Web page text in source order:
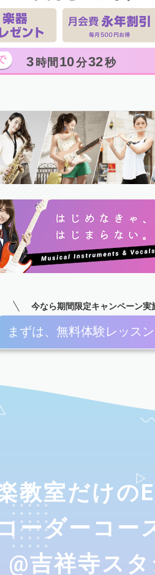
3 時間 10分31秒
今なら期間限定キャンペーン実
まずは、無料体験レッスン
教室だけの
ーダーコー
@吉祥寺スタ